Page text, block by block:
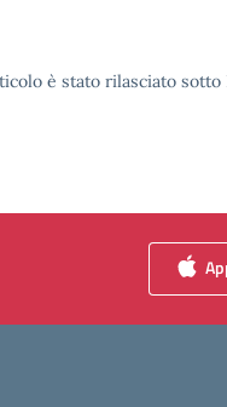
è stato rilasciato